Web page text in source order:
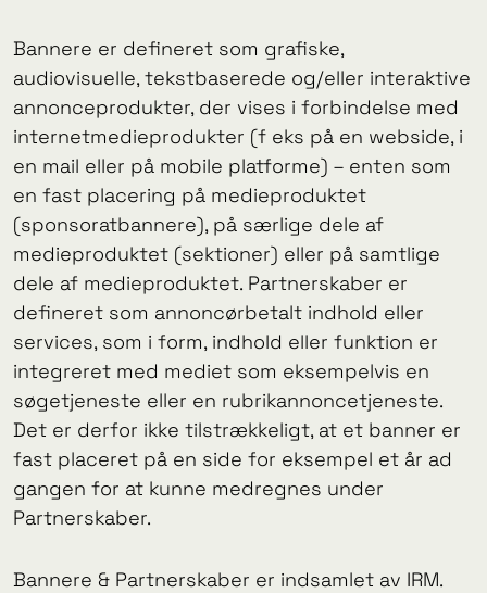
Bannere er defineret som grafiske,
audiovisuelle, tekstbaserede og/eller interaktive
annonceprodukter, der vises i forbindelse med
internetmedieprodukter (f eks på en webside, i
en mail eller på mobile platforme) – enten som
en fast placering på medieproduktet
(sponsoratbannere), på særlige dele af
medieproduktet (sektioner) eller på samtlige
dele af medieproduktet. Partnerskaber er
defineret som annoncørbetalt indhold eller
services, som i form, indhold eller funktion er
integreret med mediet som eksempelvis en
søgetjeneste eller en rubrikannoncetjeneste.
Det er derfor ikke tilstrækkeligt, at et banner er
fast placeret på en side for eksempel et år ad
gangen for at kunne medregnes under
Partnerskaber.
Bannere & Partnerskaber er indsamlet av IRM.